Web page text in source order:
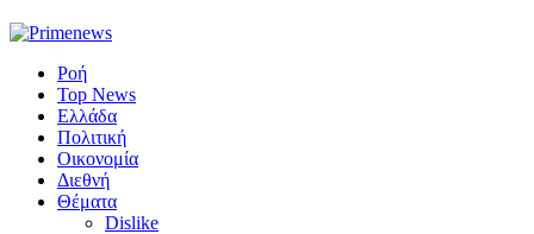
Ροή
Top News
Ελλάδα
Πολιτική
Οικονομία
Διεθνή
Θέματα
Dislike